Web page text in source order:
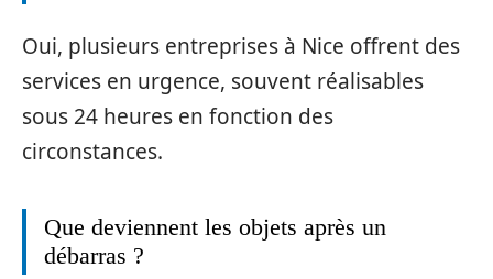
Oui, plusieurs entreprises à Nice offrent des
services en urgence, souvent réalisables
sous 24 heures en fonction des
circonstances.
Que deviennent les objets après un
débarras ?